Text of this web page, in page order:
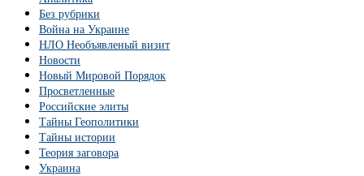
Без рубрики
Война на Украине
НЛО Необъявленый визит
Новости
Новый Мировой Порядок
Просветленные
Российские элиты
Тайны Геополитики
Тайны истории
Теория заговора
Украина